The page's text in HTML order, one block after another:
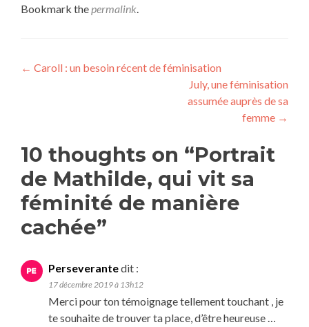
Bookmark thepermalink.
Navigation
← Caroll : un besoin récent de féminisation
July, une féminisation
assumée auprès de sa
femme →
10 thoughts on “Portrait
de Mathilde, qui vit sa
féminité de manière
cachée”
Perseverantedit :
17 décembre 2019 à 13h12
Merci pour ton témoignage tellement touchant , je
te souhaite de trouver ta place, d’être heureuse …